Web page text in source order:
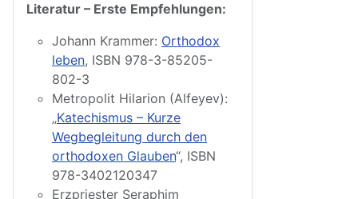
Literatur – Erste Empfehlungen:
Johann Krammer: Orthodox
leben, ISBN 978-3-85205-
802-3
Metropolit Hilarion (Alfeyev):
„Katechismus – Kurze
Wegbegleitung durch den
orthodoxen Glauben“, ISBN
978-3402120347
Erzpriester Seraphim